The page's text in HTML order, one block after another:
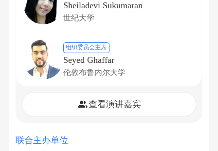
Sheiladevi Sukumaran
世纪大学
组织委员会主席
Seyed Ghaffar
伦敦布鲁内尔大学
查看演讲嘉宾
联合主办单位